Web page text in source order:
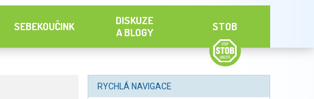
SEBEKOUČINK
DISKUZE
A BLOGY
STOB
RYCHLÁ NAVIGACE